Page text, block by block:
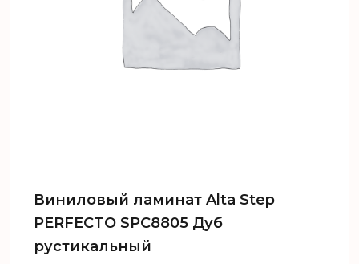
Виниловый ламинат Alta Step
PERFECTO SPC8805 Дуб
рустикальный